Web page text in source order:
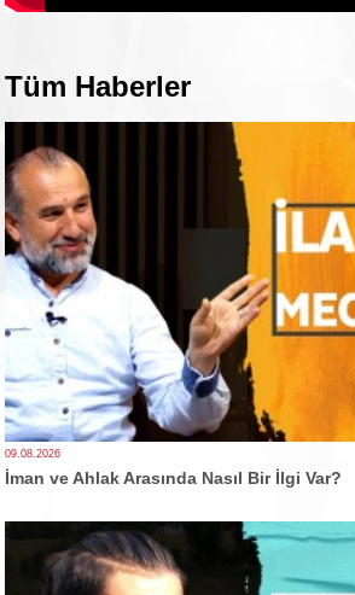
Tüm Haberler
09.08.2026
İman ve Ahlak Arasında Nasıl Bir İlgi Var?